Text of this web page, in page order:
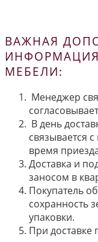
ВАЖНАЯ
МЕБЕЛИ:
Менеджер
В день
связывается
время
Доставка и
заносом в
Покупатель
сохранность
упаковки.
При доставке